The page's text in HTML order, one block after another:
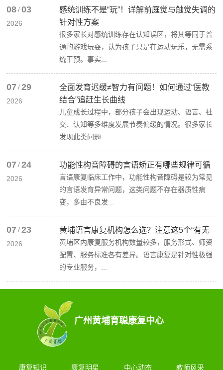
08 / 03
2026
感统训练不是“玩”！详解前庭觉与触觉失调的
针对性方案
很多家长对感统训练存在认知误区，将其等同于普
通的游戏玩耍，认为孩子只是在运动玩乐，无需系
统干预。事实...
07 / 29
2026
全面发育迟缓≠智力有问题！如何通过“医教
结合”追赶生长曲线
儿童成长过程中，部分孩子会出现运动、语言、社
交、认知等多维度发展节奏偏缓的情况。很多家长
发现此类问题...
07 / 24
2026
功能性构音障碍的言语矫正有哪些规律可循
言语康复临床工作中，功能性构音障碍是较为常见
的言语发育异常问题，这类问题不存在器质性病
变，多由不良发...
07 / 23
2026
黄埔语言康复机构怎么选？注意这5个“有无
黄埔区内康复服务机构数量较多，服务形式、师资
配置、服务标准各有差异。语言康复是针对性极强
的专业服务，...
广州黄埔育聪康复中心
康复知识 康复明星 中心动态 教师风采